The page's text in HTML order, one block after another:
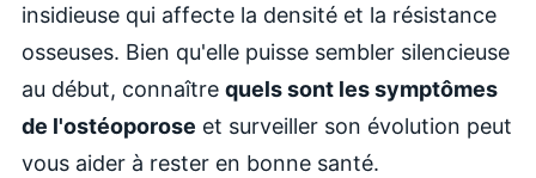
insidieuse qui affecte la densité et la résistance
osseuses. Bien qu'elle puisse sembler silencieuse
au début, connaître quels sont les symptômes
de l'ostéoporose et surveiller son évolution peut
vous aider à rester en bonne santé.